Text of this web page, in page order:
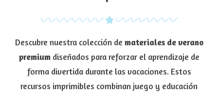
Descubre nuestra colección de materiales de verano
premiumdiseñados para reforzar el aprendizaje de
forma divertida durante las vacaciones. Estos
recursos imprimibles combinan juego y educación